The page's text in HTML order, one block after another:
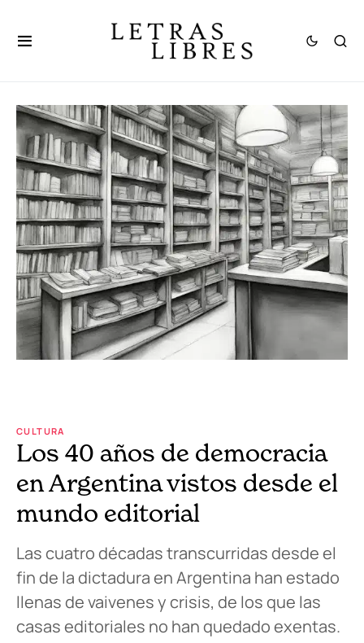
CULTURA
Los 40 años de democracia
en Argentina vistos desde el
mundo editorial
Las cuatro décadas transcurridas desde el
fin de la dictadura en Argentina han estado
llenas de vaivenes y crisis, de los que las
casas editoriales no han quedado exentas.